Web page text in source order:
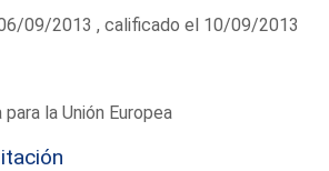
09/2013 , calificado el 10/09/2013
la Unión Europea